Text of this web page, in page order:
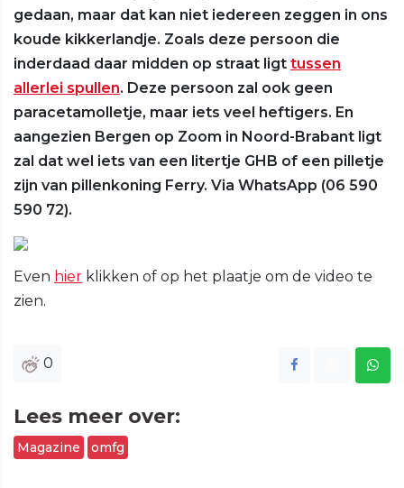
gedaan, maar dat kan niet iedereen zeggen in ons
koude kikkerlandje. Zoals deze persoon die
inderdaad daar midden op straat ligt tussen
allerlei spullen. Deze persoon zal ook geen
paracetamolletje, maar iets veel heftigers. En
aangezien Bergen op Zoom in Noord-Brabant ligt
zal dat wel iets van een litertje GHB of een pilletje
zijn van pillenkoning Ferry. Via WhatsApp (06 590
590 72).
Even hier klikken of op het plaatje om de video te
zien.
0
Lees meer over:
Magazine omfg